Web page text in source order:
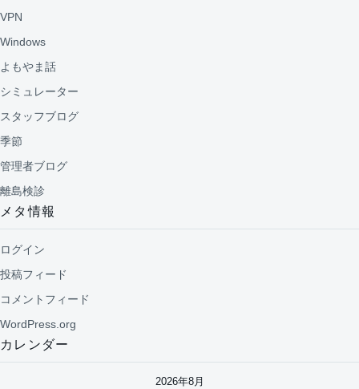
VPN
Windows
よもやま話
シミュレーター
スタッフブログ
季節
管理者ブログ
離島検診
メタ情報
ログイン
投稿フィード
コメントフィード
WordPress.org
カレンダー
2026年8月